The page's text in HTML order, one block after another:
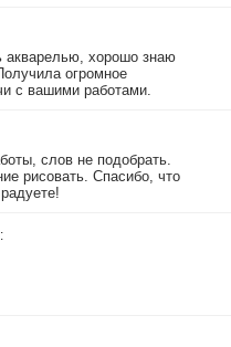
акварелью, хорошо знаю
огромное
с вашими работами.
слов не подобрать.
рисовать. Спасибо, что
: